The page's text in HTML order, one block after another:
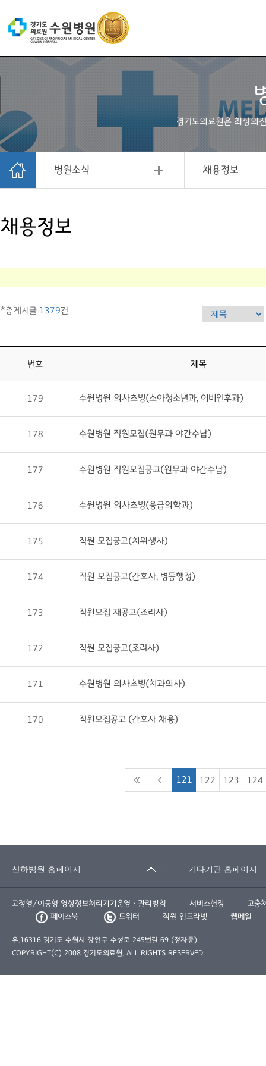
경기도의료원은 최상의
병원소식 채용정보
채용정보
*총게시글 1379건
번호 제목
179 수원병원 의사초빙(소아청소년과, 이비인후과)
178 수원병원 직원모집(원무과 야간수납)
177 수원병원 직원모집공고(원무과 야간수납)
176 수원병원 의사초빙(응급의학과)
175 직원 모집공고(치위생사)
174 직원 모집공고(간호사, 병동행정)
173 직원모집 재공고(조리사)
172 직원 모집공고(조리사)
171 수원병원 의사초빙(치과의사)
170 직원모집공고 (간호사 채용)
121 122 123 124
고정형/이동형 영상정보처리기기운영ㆍ관리방침 서비스헌장
고충
페이스북
트위터 직원 인트라넷 웹메일
우.16316 경기도 수원시 장안구 수성로 245번길 69 (정자동)
COPYRIGHT(C) 2008 경기도의료원. ALL RIGHTS RESERVED